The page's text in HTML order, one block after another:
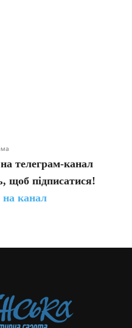
телеграм-канал
щоб підписатися!
канал